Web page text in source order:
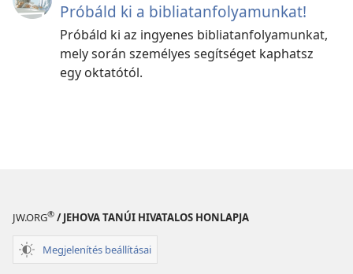
Próbáld ki a bibliatanfolyamunkat!
Próbáld ki az ingyenes bibliatanfolyamunkat,
mely során személyes segítséget kaphatsz
egy oktatótól.
JW.ORG® / JEHOVA TANÚI HIVATALOS HONLAPJA
Megjelenítés beállításai